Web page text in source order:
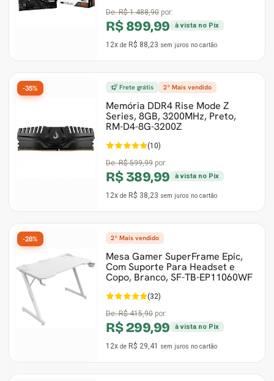
De:R$ 1.488,90 por:
R$ 899,99 à vista no Pix
12x de R$ 88,23 sem juros no cartão
Frete grátis 2º Mais vendido
Memória DDR4 Rise Mode Z
Series, 8GB, 3200MHz, Preto,
RM-D4-8G-3200Z
(10)
De:R$ 599,99 por:
R$ 389,99 à vista no Pix
12x de R$ 38,23 sem juros no cartão
-35%
2º Mais vendido
Mesa Gamer SuperFrame Epic,
Com Suporte Para Headset e
Copo, Branco, SF-TB-EP11060WF
(32)
De:R$ 415,90 por:
R$ 299,99 à vista no Pix
12x de R$ 29,41 sem juros no cartão
-28%